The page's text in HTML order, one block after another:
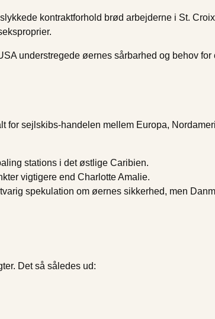
kontraktforhold brød arbejderne i St.
understregede øernes sårbarhed og behov for
for sejlskibs-handelen mellem Europa,
stations i det østlige Caribien.
vigtigere end Charlotte Amalie.
spekulation om øernes sikkerhed, men
Det så således ud: